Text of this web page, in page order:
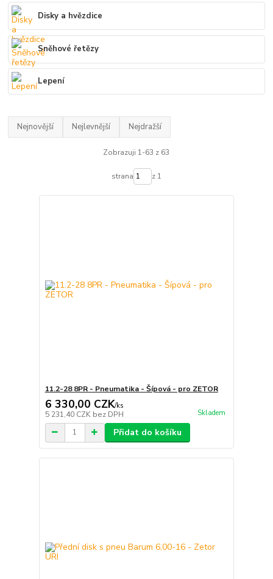
Disky a hvězdice
Sněhové řetězy
Lepení
Nejnovější Nejlevnější Nejdražší
Zobrazuji 1-63 z 63
strana z 1
11.2-28 8PR - Pneumatika - Šípová - pro ZETOR
6 330,00 CZK/ks
5 231,40 CZK bez DPH Skladem
Přidat do košíku